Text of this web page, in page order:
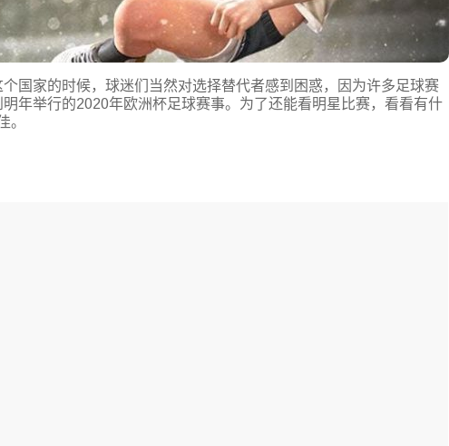
国家的时候，球迷们当然对选择替代者感到困惑，因为许多足球赛
年举行的2020年欧洲杯足球赛事。为了还能看明星比赛，看看有什
。